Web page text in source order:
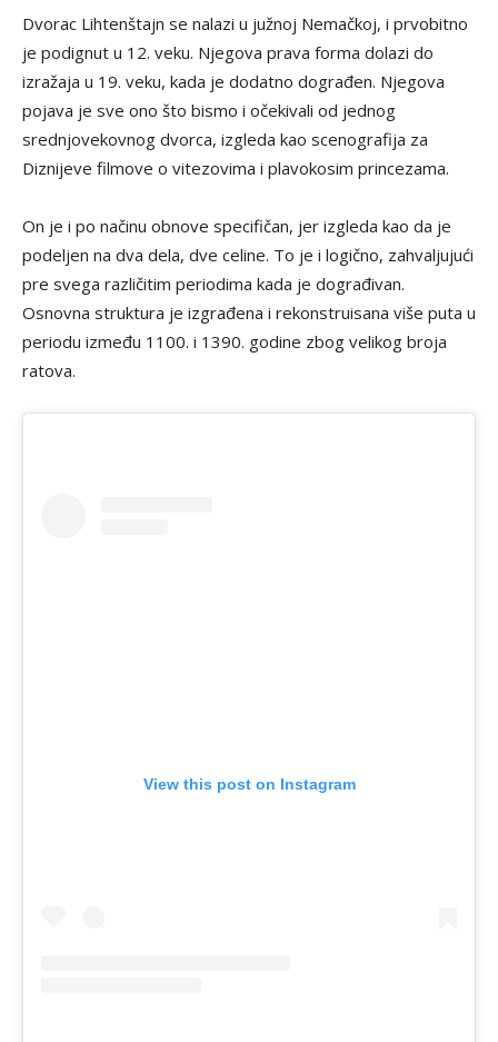
Dvorac Lihtenštajn se nalazi u južnoj Nemačkoj, i prvobitno
je podignut u 12. veku. Njegova prava forma dolazi do
izražaja u 19. veku, kada je dodatno dograđen. Njegova
pojava je sve ono što bismo i očekivali od jednog
srednjovekovnog dvorca, izgleda kao scenografija za
Diznijeve filmove o vitezovima i plavokosim princezama.
On je i po načinu obnove specifičan, jer izgleda kao da je
podeljen na dva dela, dve celine. To je i logično, zahvaljujući
pre svega različitim periodima kada je dograđivan.
Osnovna struktura je izgrađena i rekonstruisana više puta u
periodu između 1100. i 1390. godine zbog velikog broja
ratova.
View this post on Instagram